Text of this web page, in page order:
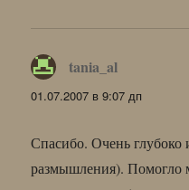
tania_al
01.07.2007 в 9:07 дп
Спасибо. Очень
размышления).